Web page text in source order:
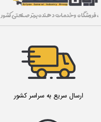
، فروشگاه و خدمات دهنده برتر صنعتی کشور
ارسال سریع به سراسر کشور